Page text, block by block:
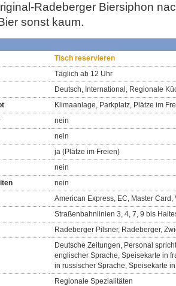
Radeberger Biersiphon
sonst kaum.
Tisch reservieren
Täglich ab 12 Uhr
Deutsch, International, Regionale
Klimaanlage, Parkplatz, Plätze im
nein
nein
ja (Plätze im Freien)
nein
nein
American Express, EC, Master Card,
Straßenbahnlinien 3, 4, 7, 9 bis
Radeberger Pilsner, Radeberger,
Deutsche Zeitungen, Personal
englischer Sprache, Speisekarte in
in russischer Sprache, Speisekarte
Regionale Spezialitäten